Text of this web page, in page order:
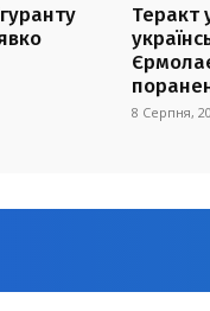
Теракт
8 Серпня,